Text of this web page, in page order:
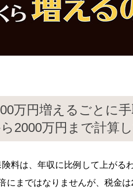
万円増えるごとに
2000万円まで計算
料は、年収に比例して上がる
にまではなりませんが、税金